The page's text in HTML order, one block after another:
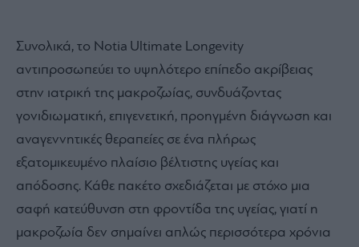
Συνολικά, το Notia Ultimate Longevity
αντιπροσωπεύει το υψηλότερο επίπεδο ακρίβειας
στην ιατρική της μακροζωίας, συνδυάζοντας
γονιδιωματική, επιγενετική, προηγμένη διάγνωση και
αναγεννητικές θεραπείες σε ένα πλήρως
εξατομικευμένο πλαίσιο βέλτιστης υγείας και
απόδοσης. Κάθε πακέτο σχεδιάζεται με στόχο μια
σαφή κατεύθυνση στη φροντίδα της υγείας, γιατί η
μακροζωία δεν σημαίνει απλώς περισσότερα χρόνια